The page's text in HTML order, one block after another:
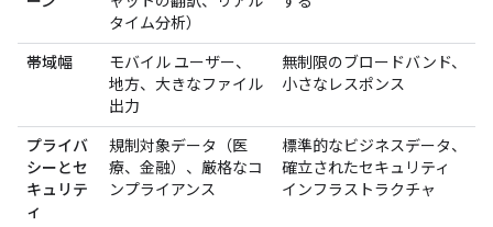
タイム分析）
帯域幅
モバイル ユーザー、
地方、大きなファイル
出力
無制限のブロードバンド、
小さなレスポンス
プライバ
シーとセ
キュリテ
ィ
規制対象データ（医
療、金融）、厳格なコ
ンプライアンス
標準的なビジネスデータ、
確立されたセキュリティ
インフラストラクチャ